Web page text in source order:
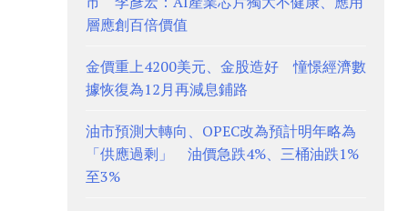
層應創百倍價值
金價重上4200美元、金股造好 憧憬經濟數
據恢復為12月再減息鋪路
油市預測大轉向、OPEC改為預計明年略為
「供應過剩」 油價急跌4%、三桶油跌1%
至3%